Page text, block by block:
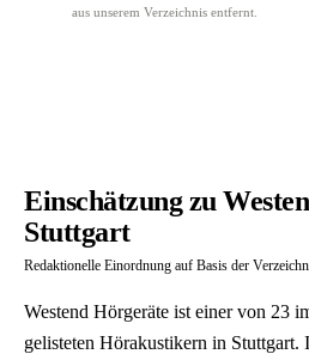
aus unserem Verzeichnis entfernt.
Einschätzung zu
Stuttgart
Redaktionelle Einordnung auf Basis der
Westend Hörgeräte ist einer von 23
gelisteten Hörakustikern in Stuttgart.